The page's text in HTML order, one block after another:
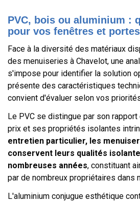
PVC, bois ou aluminium :
pour vos fenêtres et
Face à la diversité des matériaux
des menuiseries à Chavelot, une
s'impose pour identifier la solution
présente des caractéristiques
convient d'évaluer selon vos
Le PVC se distingue par son
prix et ses propriétés isolantes
entretien particulier, les
conservent leurs qualités
nombreuses années, constituant
par de nombreux propriétaires dans
L'aluminium conjugue esthétique